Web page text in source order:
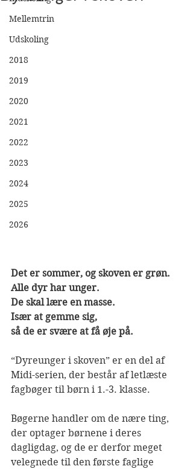
Mellemtrin
Udskoling
2018
2019
2020
2021
2022
2023
2024
2025
2026
Det er sommer, og skoven er grøn.
Alle dyr har unger.
De skal lære en masse.
Især at gemme sig,
så de er svære at få øje på.
“Dyreunger i skoven” er en del af
Midi-serien, der består af letlæste
fagbøger til børn i 1.-3. klasse.
Bøgerne handler om de nære ting,
der optager børnene i deres
dagligdag, og de er derfor meget
velegnede til den første faglige